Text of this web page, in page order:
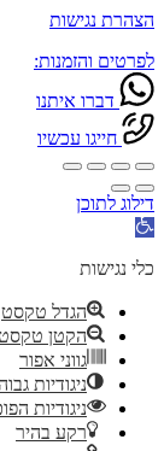
הצהרת נגישות
לפרטים והזמנות:
דברו איתנו
חייגו עכשיו
דילוג לתוכן
פתח
נגישות
כלי נגישות
הגדל טקסט
הקטן
גווני אפור
ניגודיות
ניגודיות
רקע בהיר